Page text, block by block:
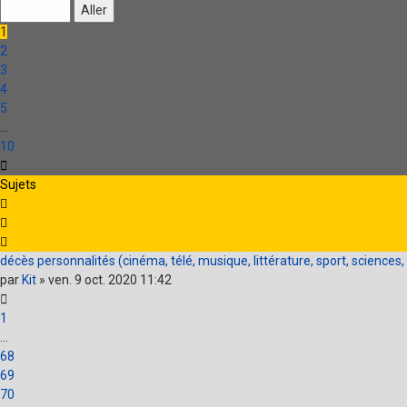
10
1
2
3
4
5
10
Sujets
décès personnalités (cinéma, télé, musique, littérature, sport, sciences,
par Kit » ven. 9 oct. 2020 11:42
1
68
69
70